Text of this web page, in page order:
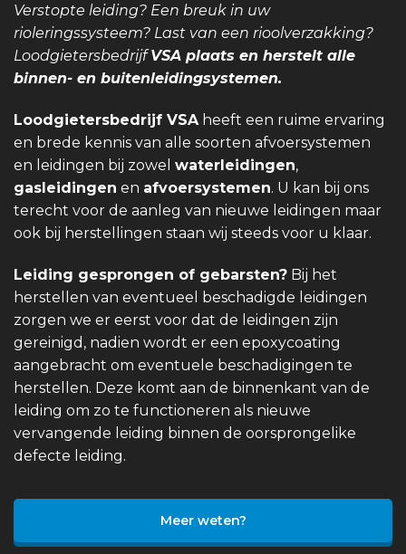
Verstopte leiding? Een breuk in uw
rioleringssysteem? Last van een rioolverzakking?
LoodgietersbedrijfVSA plaats en herstelt alle
binnen- en buitenleidingsystemen.
Loodgietersbedrijf VSA heeft een ruime ervaring
en brede kennis van alle soorten afvoersystemen
en leidingen bij zowel waterleidingen,
gasleidingen en afvoersystemen. U kan bij ons
terecht voor de aanleg van nieuwe leidingen maar
ook bij herstellingen staan wij steeds voor u klaar.
Leiding gesprongen of gebarsten? Bij het
herstellen van eventueel beschadigde leidingen
zorgen we er eerst voor dat de leidingen zijn
gereinigd, nadien wordt er een epoxycoating
aangebracht om eventuele beschadigingen te
herstellen. Deze komt aan de binnenkant van de
leiding om zo te functioneren als nieuwe
vervangende leiding binnen de oorsprongelike
defecte leiding.
Meer weten?